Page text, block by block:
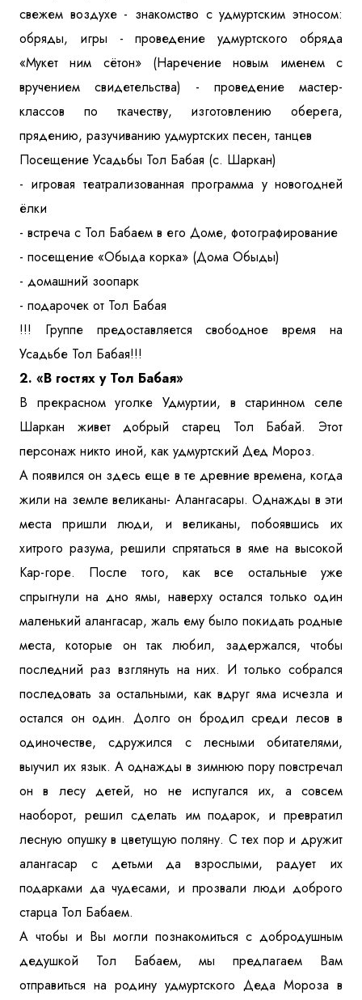
свежем воздухе - знакомство с удмуртским этносом:
обряды, игры - проведение удмуртского обряда
«Мукет ним сётон» (Наречение новым именем с
вручением свидетельства) - проведение мастер-
классов по ткачеству, изготовлению оберега,
прядению, разучиванию удмуртских песен, танцев
Посещение Усадьбы Тол Бабая (с. Шаркан)
- игровая театрализованная программа у новогодней
ёлки
- встреча с Тол Бабаем в его Доме, фотографирование
- посещение «Обыда корка» (Дома Обыды)
- домашний зоопарк
- подарочек от Тол Бабая
!!! Группе предоставляется свободное время на
Усадьбе Тол Бабая!!!
2. «В гостях у Тол Бабая»
В прекрасном уголке Удмуртии, в старинном селе
Шаркан живет добрый старец Тол Бабай. Этот
персонаж никто иной, как удмуртский Дед Мороз.
А появился он здесь еще в те древние времена, когда
жили на земле великаны- Алангасары. Однажды в эти
места пришли люди, и великаны, побоявшись их
хитрого разума, решили спрятаться в яме на высокой
Кар-горе. После того, как все остальные уже
спрыгнули на дно ямы, наверху остался только один
маленький алангасар, жаль ему было покидать родные
места, которые он так любил, задержался, чтобы
последний раз взглянуть на них. И только собрался
последовать за остальными, как вдруг яма исчезла и
остался он один. Долго он бродил среди лесов в
одиночестве, сдружился с лесными обитателями,
выучил их язык. А однажды в зимнюю пору повстречал
он в лесу детей, но не испугался их, а совсем
наоборот, решил сделать им подарок, и превратил
лесную опушку в цветущую поляну. С тех пор и дружит
алангасар с детьми да взрослыми, радует их
подарками да чудесами, и прозвали люди доброго
старца Тол Бабаем.
А чтобы и Вы могли познакомиться с добродушным
дедушкой Тол Бабаем, мы предлагаем Вам
отправиться на родину удмуртского Деда Мороза в